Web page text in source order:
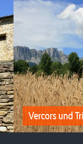
Alle unsere
Vercors und